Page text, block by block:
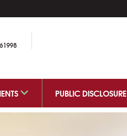
PUBLIC DISCLOSURE